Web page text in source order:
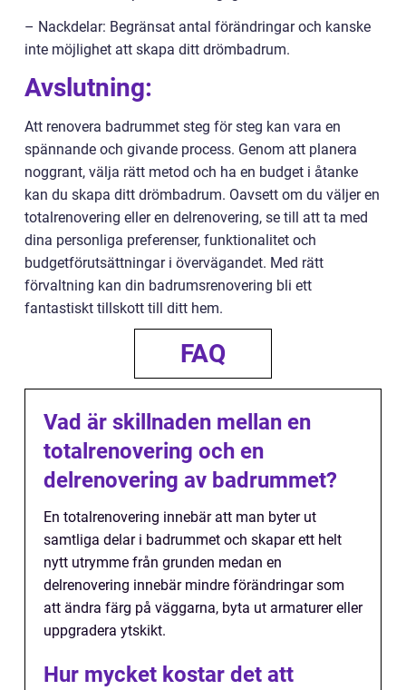
– Nackdelar: Begränsat antal förändringar och kanske
inte möjlighet att skapa ditt drömbadrum.
Avslutning:
Att renovera badrummet steg för steg kan vara en
spännande och givande process. Genom att planera
noggrant, välja rätt metod och ha en budget i åtanke
kan du skapa ditt drömbadrum. Oavsett om du väljer en
totalrenovering eller en delrenovering, se till att ta med
dina personliga preferenser, funktionalitet och
budgetförutsättningar i övervägandet. Med rätt
förvaltning kan din badrumsrenovering bli ett
fantastiskt tillskott till ditt hem.
FAQ
Vad är skillnaden mellan en
totalrenovering och en
delrenovering av badrummet?
En totalrenovering innebär att man byter ut
samtliga delar i badrummet och skapar ett helt
nytt utrymme från grunden medan en
delrenovering innebär mindre förändringar som
att ändra färg på väggarna, byta ut armaturer eller
uppgradera ytskikt.
Hur mycket kostar det att